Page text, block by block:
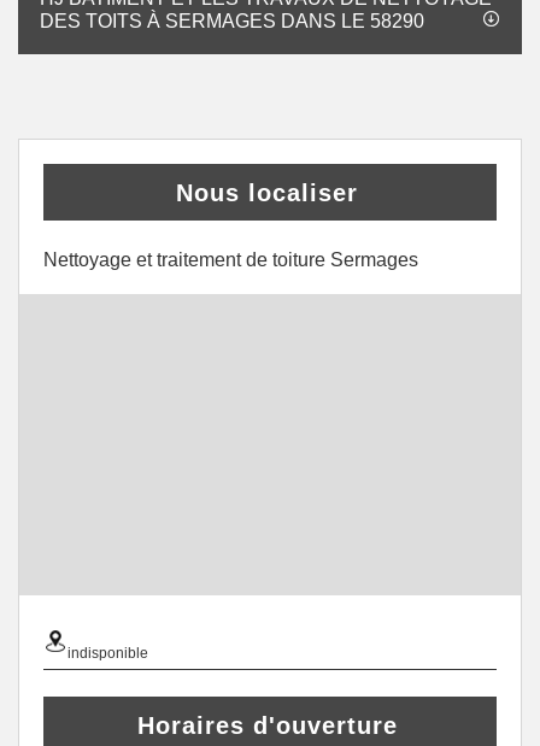
DES TOITS À SERMAGES DANS LE 58290
Nous localiser
Nettoyage et traitement de toiture Sermages
indisponible
Horaires d'ouverture